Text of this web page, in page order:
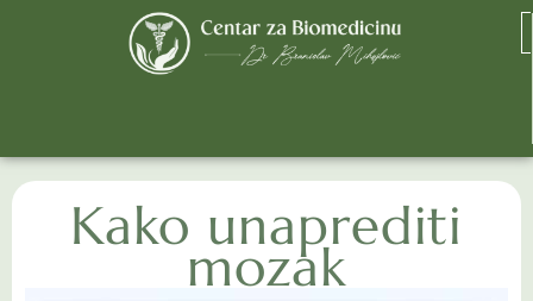
Kako unaprediti
mozak